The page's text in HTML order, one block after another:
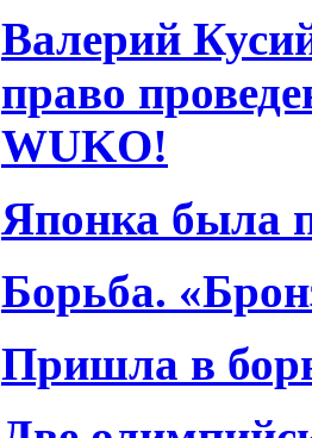
Валерий
право
WUKO!
Японка была
Борьба.
Пришла в